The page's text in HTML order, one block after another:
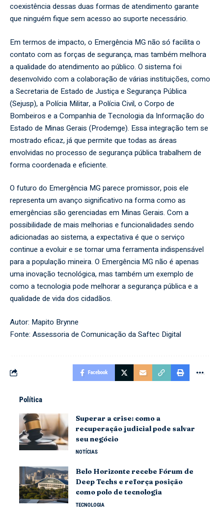
coexistência dessas duas formas de atendimento garante
que ninguém fique sem acesso ao suporte necessário.
Em termos de impacto, o Emergência MG não só facilita o
contato com as forças de segurança, mas também melhora
a qualidade do atendimento ao público. O sistema foi
desenvolvido com a colaboração de várias instituições, como
a Secretaria de Estado de Justiça e Segurança Pública
(Sejusp), a Polícia Militar, a Polícia Civil, o Corpo de
Bombeiros e a Companhia de Tecnologia da Informação do
Estado de Minas Gerais (Prodemge). Essa integração tem se
mostrado eficaz, já que permite que todas as áreas
envolvidas no processo de segurança pública trabalhem de
forma coordenada e eficiente.
O futuro do Emergência MG parece promissor, pois ele
representa um avanço significativo na forma como as
emergências são gerenciadas em Minas Gerais. Com a
possibilidade de mais melhorias e funcionalidades sendo
adicionadas ao sistema, a expectativa é que o serviço
continue a evoluir e se tornar uma ferramenta indispensável
para a população mineira. O Emergência MG não é apenas
uma inovação tecnológica, mas também um exemplo de
como a tecnologia pode melhorar a segurança pública e a
qualidade de vida dos cidadãos.
Autor: Mapito Brynne
Fonte: Assessoria de Comunicação da Saftec Digital
Facebook
Política
Superar a crise: como a
recuperação judicial pode salvar
seu negócio
NOTÍCIAS
Belo Horizonte recebe Fórum de
Deep Techs e reforça posição
como polo de tecnologia
TECNOLOGIA